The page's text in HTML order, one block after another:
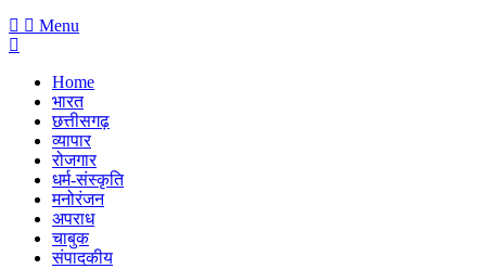
Menu
Home
भारत
छत्तीसगढ़
व्यापार
रोजगार
धर्म-संस्कृति
मनोरंजन
अपराध
चाबुक
संपादकीय